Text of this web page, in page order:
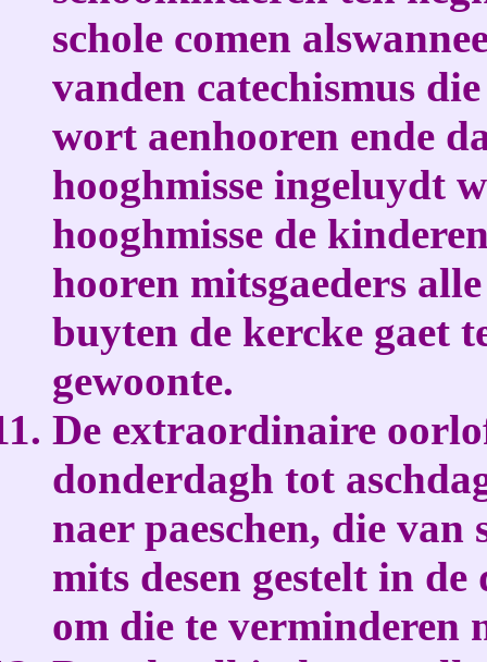
schole comen
vanden catechismus
wort aenhooren ende
hooghmisse ingeluydt
hooghmisse de
hooren mitsgaeders
buyten de kercke gaet
gewoonte.
De extraordinaire
donderdagh tot
naer paeschen, die
mits desen gestelt in
om die te verminderen